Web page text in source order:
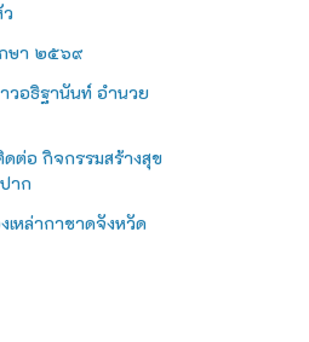
ษา ๒๕๖๙
วอธิฐานันท์ อำนวย
ดต่อ กิจกรรมสร้างสุข
าก
หล่ากาชาดจังหวัด